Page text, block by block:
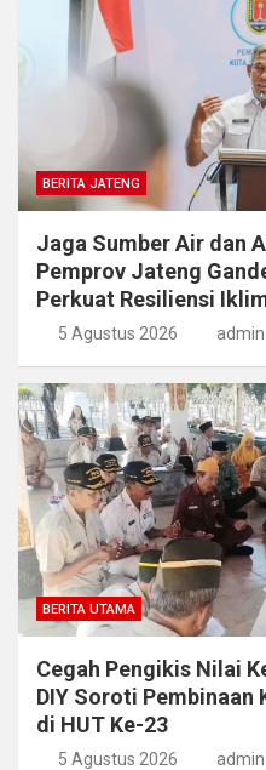
BERITA JATENG
Jaga Sumber Air dan
Pemprov Jateng
Perkuat Resiliensi
5 Agustus 2026 admin
BERITA UTAMA
Cegah Pengikis Nilai
DIY Soroti Pembinaan
di HUT Ke-23
5 Agustus 2026 admin